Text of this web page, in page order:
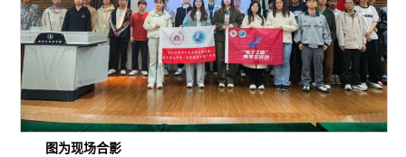
图为现场合影